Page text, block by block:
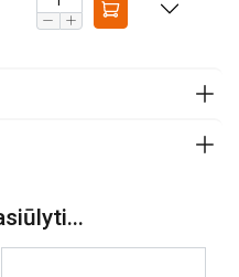
DoC-ML-20260101.pdf
Assembly-Instruction-